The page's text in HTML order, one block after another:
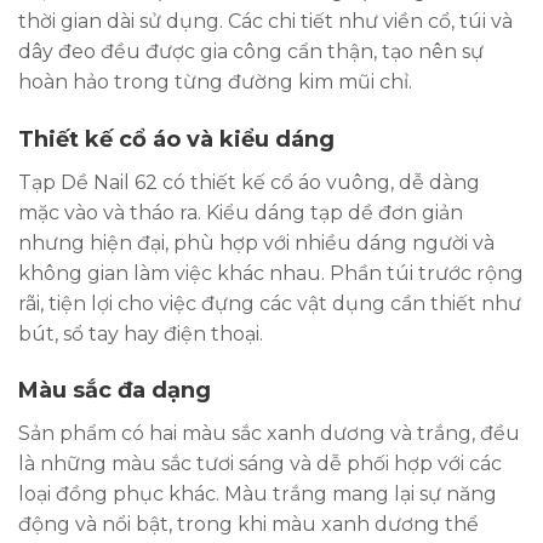
thời gian dài sử dụng. Các chi tiết như viền cổ, túi và
dây đeo đều được gia công cẩn thận, tạo nên sự
hoàn hảo trong từng đường kim mũi chỉ.
Thiết kế cổ áo và kiểu dáng
Tạp Dề Nail 62 có thiết kế cổ áo vuông, dễ dàng
mặc vào và tháo ra. Kiểu dáng tạp dề đơn giản
nhưng hiện đại, phù hợp với nhiều dáng người và
không gian làm việc khác nhau. Phần túi trước rộng
rãi, tiện lợi cho việc đựng các vật dụng cần thiết như
bút, sổ tay hay điện thoại.
Màu sắc đa dạng
Sản phẩm có hai màu sắc xanh dương và trắng, đều
là những màu sắc tươi sáng và dễ phối hợp với các
loại đồng phục khác. Màu trắng mang lại sự năng
động và nổi bật, trong khi màu xanh dương thể